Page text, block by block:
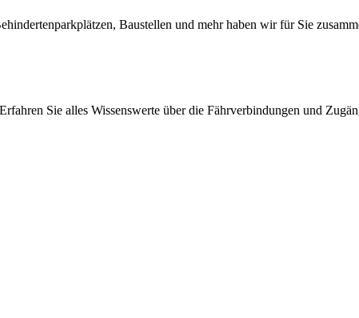
Baustellen und mehr haben wir für Sie
Sie alles Wissenswerte über die Fährverbindungen und